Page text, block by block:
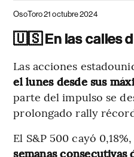
OsoToro 21 octubre 2024
🇺🇸 En las calles
Las acciones
el lunes desde sus
parte del impulso se
prolongado rally
El S&P 500 cayó 0,18%,
semanas consecutivas